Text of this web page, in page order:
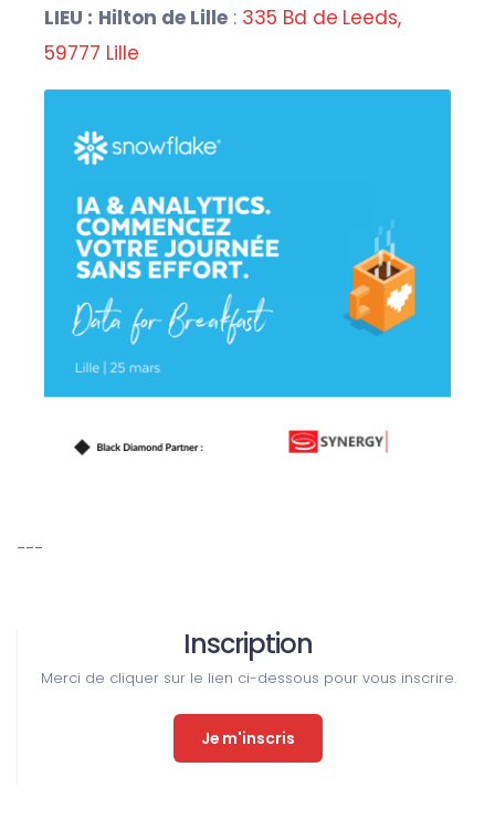
LIEU : Hilton de Lille: 335 Bd de Leeds,
59777 Lille
---
Inscription
Merci de cliquer sur le lien ci-dessous pour vous inscrire.